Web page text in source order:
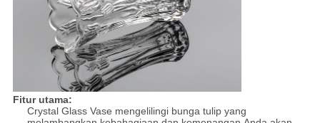
Fitur utama:
Crystal Glass Vase mengelilingi bunga tulip yang